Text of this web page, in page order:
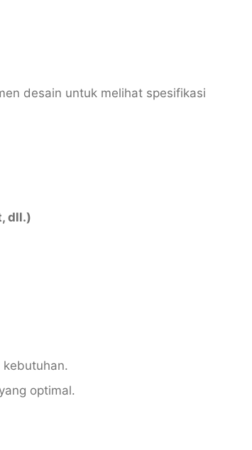
desain untuk melihat spesifikasi
dll.)
kebutuhan.
optimal.